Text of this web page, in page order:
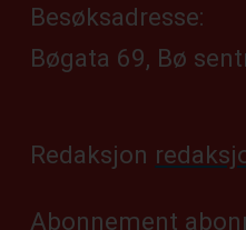
Besøksadresse:
Bøgata 69, Bø
Redaksjon
Abonnement